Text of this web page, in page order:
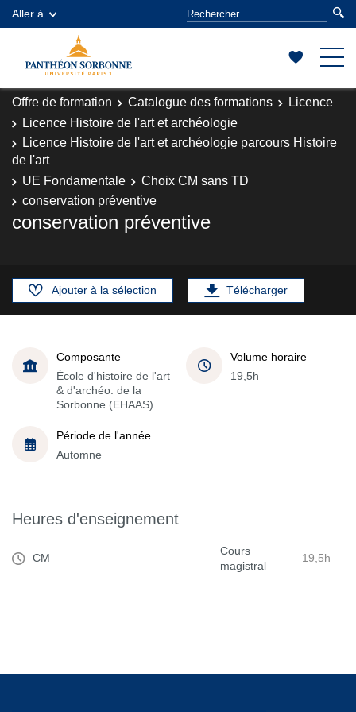
Aller à
Offre de formation Catalogue des formations
Licence
Licence Histoire de l'art et archéologie
Licence Histoire de l'art et archéologie parcours Histoire
de l'art
UE Fondamentale
Choix CM sans TD
conservation préventive
conservation préventive
Ajouter à la sélection Télécharger
Composante
École d'histoire de l'art
& d'archéo. de la
Sorbonne (EHAAS)
Volume horaire
19,5h
Période de l'année
Automne
Heures d'enseignement
CM
Cours
magistral
19,5h